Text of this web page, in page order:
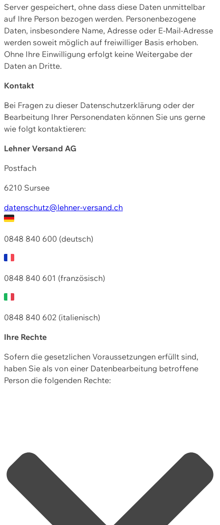
Server gespeichert, ohne dass diese Daten unmittelbar
auf Ihre Person bezogen werden. Personenbezogene
Daten, insbesondere Name, Adresse oder E-Mail-Adresse
werden soweit möglich auf freiwilliger Basis erhoben.
Ohne Ihre Einwilligung erfolgt keine Weitergabe der
Daten an Dritte.
Kontakt
Bei Fragen zu dieser Datenschutzerklärung oder der
Bearbeitung Ihrer Personendaten können Sie uns gerne
wie folgt kontaktieren:
Lehner Versand AG
Postfach
6210 Sursee
datenschutz@lehner-versand.ch
0848 840 600 (deutsch)
0848 840 601 (französisch)
0848 840 602 (italienisch)
Ihre Rechte
Sofern die gesetzlichen Voraussetzungen erfüllt sind,
haben Sie als von einer Datenbearbeitung betroffene
Person die folgenden Rechte: